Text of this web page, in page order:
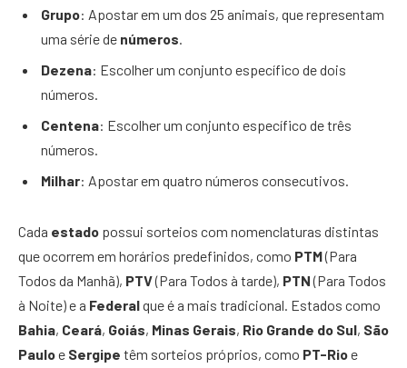
Grupo: Apostar em um dos 25 animais, que representam
uma série de números.
Dezena: Escolher um conjunto específico de dois
números.
Centena: Escolher um conjunto específico de três
números.
Milhar: Apostar em quatro números consecutivos.
Cada estado possui sorteios com nomenclaturas distintas
que ocorrem em horários predefinidos, como PTM(Para
Todos da Manhã), PTV(Para Todos à tarde), PTN(Para Todos
à Noite) e a Federalque é a mais tradicional. Estados como
Bahia, Ceará, Goiás, Minas Gerais, Rio Grande do Sul, São
Pauloe Sergipe têm sorteios próprios, como PT-Rioe